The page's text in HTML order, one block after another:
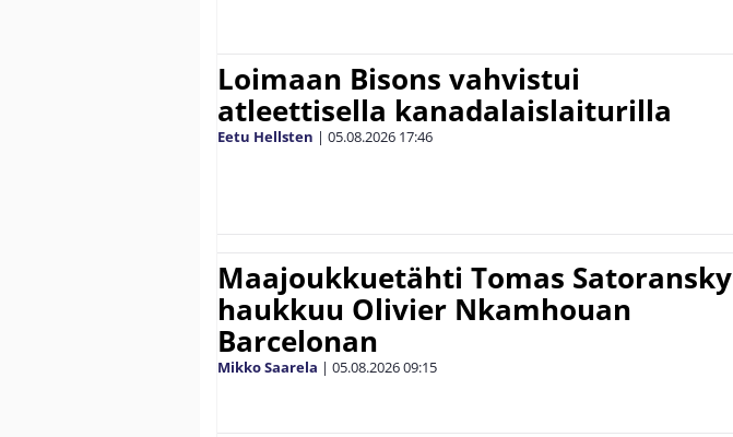
Loimaan Bisons vahvistui
atleettisella kanadalaislaiturilla
Eetu Hellsten | 05.08.2026 17:46
Maajoukkuetähti Tomas Satoransky
haukkuu Olivier Nkamhouan
Barcelonan
Mikko Saarela | 05.08.202609:15